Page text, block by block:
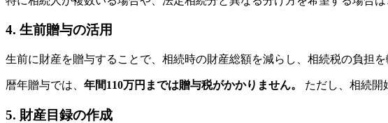
4. 生前贈与の活用
生前に財産を贈与することで、相続時の財産総額を減らし、相続税の負担を
暦年贈与では、 年間110万円までは贈与税がかかりません。 ただし、相続開
5. 財産目録の作成